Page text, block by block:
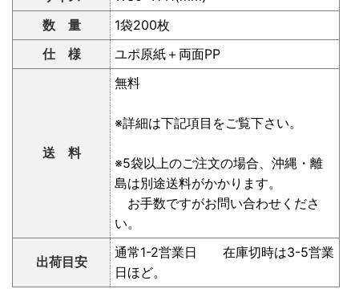
数 量
1袋200枚
仕 様
ユポ原紙＋両面PP
送 料
無料
※詳細は下記項目をご覧下さい。
※5袋以上のご注文の場合、沖縄・離
島は別途送料がかかります。
お手数ですがお問い合わせくださ
い。
出荷目安
通常1-2営業日 在庫切時は3-5営業
日ほど。